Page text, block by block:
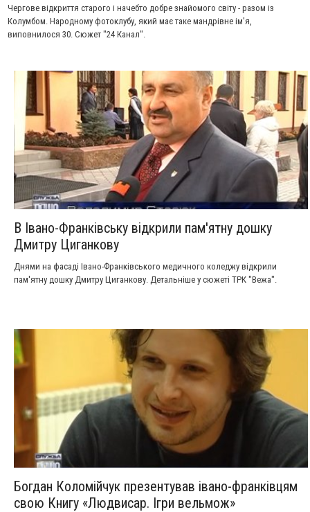
Чергове відкриття старого і начебто добре знайомого світу - разом із
Колумбом. Народному фотоклубу, який має таке мандрівне ім'я,
виповнилося 30. Сюжет "24 Канал".
В Івано-Франківську відкрили пам'ятну дошку
Дмитру Циганкову
Днями на фасаді Івано-Франківського медичного коледжу відкрили
пам'ятну дошку Дмитру Циганкову. Детальніше у сюжеті ТРК "Вежа".
Богдан Коломійчук ​презентував івано-франківцям
свою Книгу «Людвисар. Ігри вельмож»